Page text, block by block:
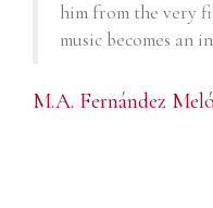
him from the very
music becomes an
M.A. Fernández